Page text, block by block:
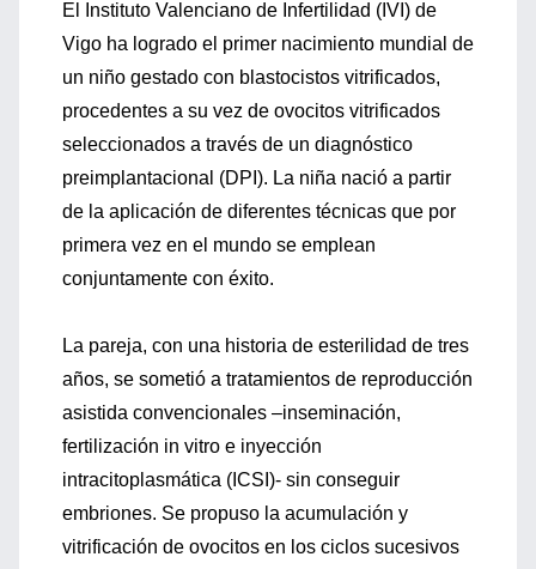
El Instituto Valenciano de Infertilidad (IVI) de
Vigo ha logrado el primer nacimiento mundial de
un niño gestado con blastocistos vitrificados,
procedentes a su vez de ovocitos vitrificados
seleccionados a través de un diagnóstico
preimplantacional (DPI). La niña nació a partir
de la aplicación de diferentes técnicas que por
primera vez en el mundo se emplean
conjuntamente con éxito.
La pareja, con una historia de esterilidad de tres
años, se sometió a tratamientos de reproducción
asistida convencionales –inseminación,
fertilización in vitro e inyección
intracitoplasmática (ICSI)- sin conseguir
embriones. Se propuso la acumulación y
vitrificación de ovocitos en los ciclos sucesivos